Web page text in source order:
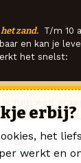
zand. T/m 10
en kan je
het snelst:
erbij?
het
werkt en